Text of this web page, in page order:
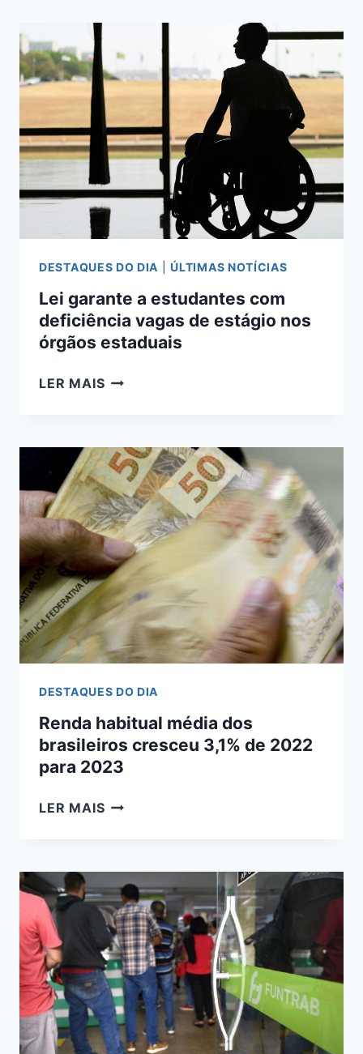
TRIMESTRE
ENCERRADO
EM
JULHO
DESTAQUES DO DIA |ÚLTIMAS NOTÍCIAS
Lei garante a estudantes com
deficiência vagas de estágio nos
órgãos estaduais
LER MAISLEI
COM
DEFICIÊNCIA
VAGAS
DE
ESTÁGIO
NOS
ÓRGÃOS
ESTADUAIS
DESTAQUES DO DIA
Renda habitual média dos
brasileiros cresceu 3,1% de 2022
para 2023
LER MAISRENDA
BRASILEIROS
CRESCEU
3,1%
DE
2022
PARA
2023